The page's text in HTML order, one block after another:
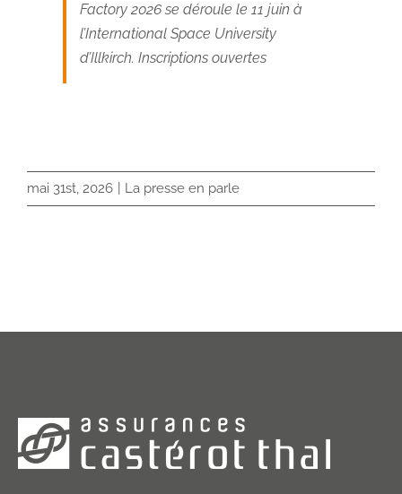
Factory 2026 se déroule le 11 juin à
l’International Space University
d’Illkirch. Inscriptions ouvertes
mai 31st, 2026 La presse en parle